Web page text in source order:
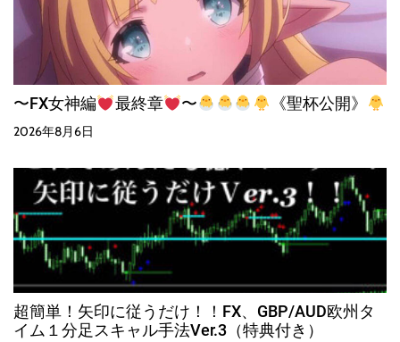
〜FX女神編 最終章 〜 《聖杯公開》
2026年8月6日
超簡単！矢印に従うだけ！！FX、GBP/AUD欧州タ
イム１分足スキャル手法Ver.3（特典付き）